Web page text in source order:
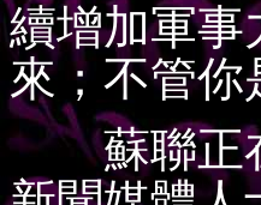
續增加軍事
來；不管你
蘇聯正在